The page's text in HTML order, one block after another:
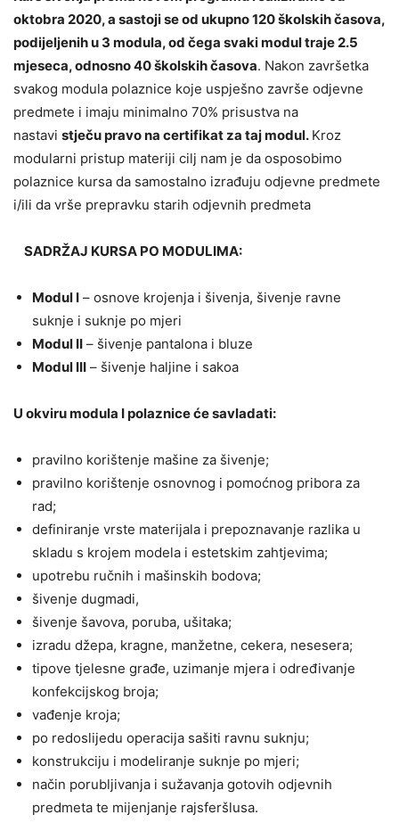
oktobra 2020, a sastoji se od ukupno 120 školskih časova,
podijeljenih u 3 modula, od čega svaki modul traje 2.5
mjeseca, odnosno 40 školskih časova. Nakon završetka
svakog modula polaznice koje uspješno završe odjevne
predmete i imaju minimalno 70% prisustva na
nastavi stječu pravo na certifikat za taj modul. Kroz
modularni pristup materiji cilj nam je da osposobimo
polaznice kursa da samostalno izrađuju odjevne predmete
i/ili da vrše prepravku starih odjevnih predmeta
SADRŽAJ KURSA PO MODULIMA:
Modul I – osnove krojenja i šivenja, šivenje ravne
suknje i suknje po mjeri
Modul II – šivenje pantalona i bluze
Modul III – šivenje haljine i sakoa
U okviru modula I polaznice će savladati:
pravilno korištenje mašine za šivenje;
pravilno korištenje osnovnog i pomoćnog pribora za
rad;
definiranje vrste materijala i prepoznavanje razlika u
skladu s krojem modela i estetskim zahtjevima;
upotrebu ručnih i mašinskih bodova;
šivenje dugmadi,
šivenje šavova, poruba, ušitaka;
izradu džepa, kragne, manžetne, cekera, nesesera;
tipove tjelesne građe, uzimanje mjera i određivanje
konfekcijskog broja;
vađenje kroja;
po redoslijedu operacija sašiti ravnu suknju;
konstrukciju i modeliranje suknje po mjeri;
način porubljivanja i sužavanja gotovih odjevnih
predmeta te mijenjanje rajsferšlusa.